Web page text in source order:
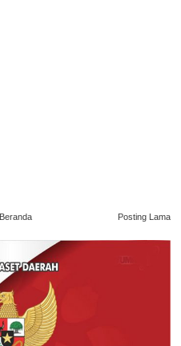
Posting Lama
Beranda